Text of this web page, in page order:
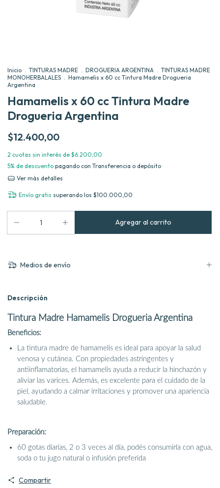
Inicio . TINTURAS MADRE . DROGUERIA ARGENTINA . TINTURAS MADRE
MONOHERBALALES . Hamamelis x 60 cc Tintura Madre Drogueria
Argentina
Hamamelis x 60 cc Tintura Madre
Drogueria Argentina
$12.400,00
2 cuotas sin interés de $6.200,00
5% de descuento pagando con Transferencia o depósito
Ver más detalles
Envío gratis superando los $100.000,00
Medios de envío
Descripción
Tintura Madre Hamamelis Drogueria Argentina
Beneficios:
La tintura madre de hamamelis es ideal para apoyar la salud
venosa y cutánea. Con propiedades astringentes y
antiinflamatorias, el hamamelis ayuda a reducir la hinchazón y
aliviar las varices. Además, es excelente para el cuidado de la
piel, ayudando a calmar irritaciones y promover una apariencia
saludable.
Preparación:
60 gotas diarias, 2 o 3 veces al día, podés consumirla con agua,
soda o tu jugo natural o infusión preferida
Compartir